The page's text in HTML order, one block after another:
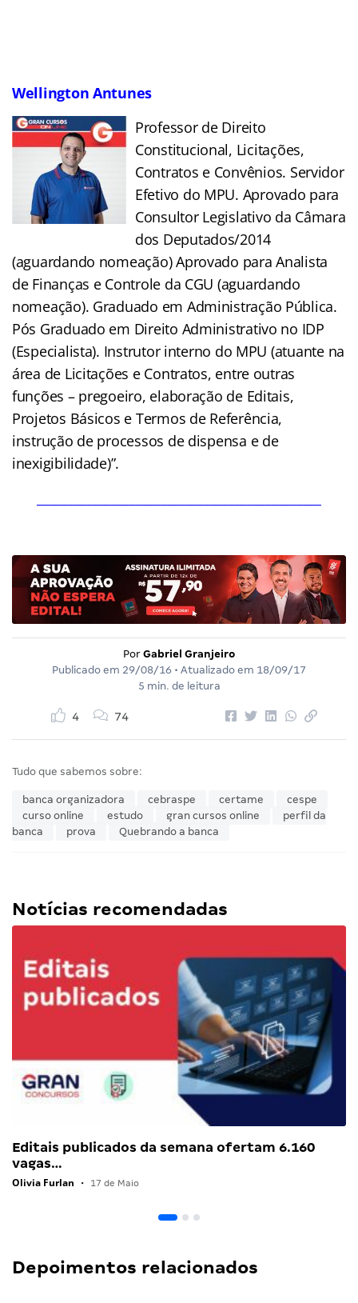
Wellington Antunes
Professor de Direito
Constitucional, Licitações,
Contratos e Convênios. Servidor
Efetivo do MPU. Aprovado para
Consultor Legislativo da Câmara
dos Deputados/2014
(aguardando nomeação) Aprovado para Analista
de Finanças e Controle da CGU (aguardando
nomeação). Graduado em Administração Pública.
Pós Graduado em Direito Administrativo no IDP
(Especialista). Instrutor interno do MPU (atuante na
área de Licitações e Contratos, entre outras
funções – pregoeiro, elaboração de Editais,
Projetos Básicos e Termos de Referência,
instrução de processos de dispensa e de
inexigibilidade)”.
Por Gabriel Granjeiro
Publicado em 29/08/16 • Atualizado em 18/09/17
5 min. de leitura
4 74
Tudo que sabemos sobre:
banca organizadora cebraspe certame
cespe
curso online
estudo gran cursos online
perfil da
banca
prova Quebrando a banca
Notícias recomendadas
Editais publicados da semana ofertam 6.160
vagas…
Olivia Furlan • 17 de Maio
Depoimentos relacionados